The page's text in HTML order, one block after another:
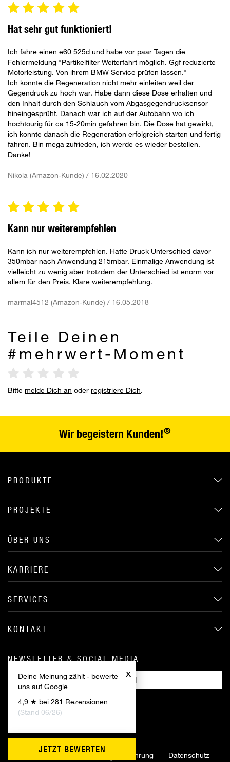
x
Deine Meinung zählt - bewerte
uns auf Google
4,9 ★ bei 281 Rezensionen
(Stand 06/26)
JETZT BEWERTEN
Hat sehr gut funktioniert!
Ich fahre einen e60 525d und habe vor paar Tagen die
Fehlermeldung "Partikelfilter Weiterfahrt möglich. Ggf reduzierte
Motorleistung. Von ihrem BMW Service prüfen lassen."
Ich konnte die Regeneration nicht mehr einleiten weil der
Gegendruck zu hoch war. Habe dann diese Dose erhalten und
den Inhalt durch den Schlauch vom Abgasgegendrucksensor
hineingesprüht. Danach war ich auf der Autobahn wo ich
hochtourig für ca 15-20min gefahren bin. Die Dose hat gewirkt,
ich konnte danach die Regeneration erfolgreich starten und fertig
fahren. Bin mega zufrieden, ich werde es wieder bestellen.
Danke!
Nikola (Amazon-Kunde) / 16.02.2020
Kann nur weiterempfehlen
Kann ich nur weiterempfehlen. Hatte Druck Unterschied davor
350mbar nach Anwendung 215mbar. Einmalige Anwendung ist
vielleicht zu wenig aber trotzdem der Unterschied ist enorm vor
allem für den Preis. Klare weiterempfehlung.
marmal4512 (Amazon-Kunde) / 16.05.2018
Teile Deinen
#mehrwert-Moment
Bitte melde Dich an oder registriere Dich.
Wir begeistern Kunden!®
PRODUKTE
PROJEKTE
ÜBER UNS
KARRIERE
SERVICES
KONTAKT
NEWSLETTER & SOCIAL MEDIA
ANMELDEN
Impressum AGB Widerrufsbelehrung Datenschutz